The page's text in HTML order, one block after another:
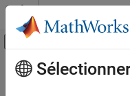
Passer au contenu
Activer/
Accueil de la documentation
Contenu principal